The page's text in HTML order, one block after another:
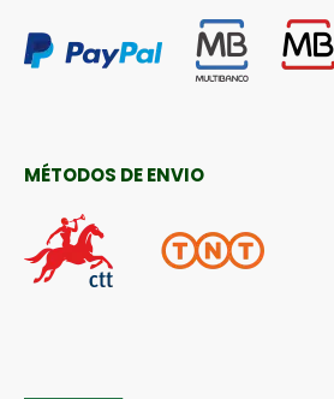
MÉTODOS DE ENVIO